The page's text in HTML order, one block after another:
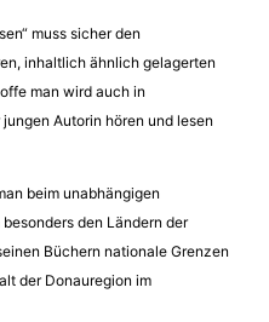
muss sicher den
inhaltlich ähnlich gelagerten
man wird auch in
Autorin hören und lesen
beim unabhängigen
besonders den Ländern der
Büchern nationale Grenzen
der Donauregion im